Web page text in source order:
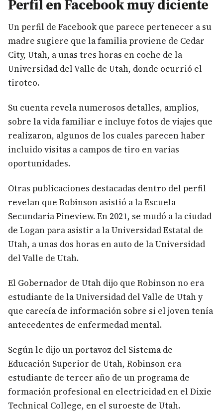
Perfil en Facebook muy diciente
Un perfil de Facebook que parece pertenecer a su
madre sugiere que la familia proviene de Cedar
City, Utah, a unas tres horas en coche de la
Universidad del Valle de Utah, donde ocurrió el
tiroteo.
Su cuenta revela numerosos detalles, amplios,
sobre la vida familiar e incluye fotos de viajes que
realizaron, algunos de los cuales parecen haber
incluido visitas a campos de tiro en varias
oportunidades.
Otras publicaciones destacadas dentro del perfil
revelan que Robinson asistió a la Escuela
Secundaria Pineview. En 2021, se mudó a la ciudad
de Logan para asistir a la Universidad Estatal de
Utah, a unas dos horas en auto de la Universidad
del Valle de Utah.
El Gobernador de Utah dijo que Robinson no era
estudiante de la Universidad del Valle de Utah y
que carecía de información sobre si el joven tenía
antecedentes de enfermedad mental.
Según le dijo un portavoz del Sistema de
Educación Superior de Utah, Robinson era
estudiante de tercer año de un programa de
formación profesional en electricidad en el Dixie
Technical College, en el suroeste de Utah.